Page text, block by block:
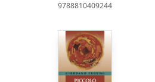
9788810409244